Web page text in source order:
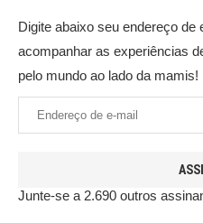
Digite abaixo seu endereço
acompanhar as experiências
pelo mundo ao lado da mamis!
Junte-se a 2.690 outros